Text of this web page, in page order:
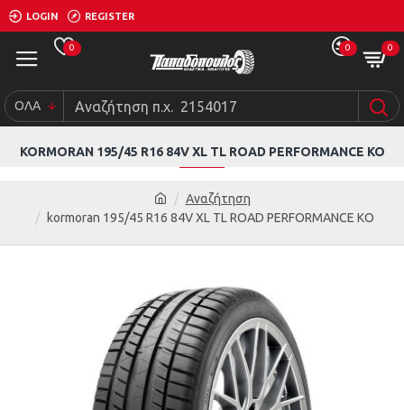
LOGIN REGISTER
0 0 0
ΟΛΑ
Αναζήτηση
kormoran 195/45 R16 84V XL TL ROAD PERFORMANCE KO
KORMORAN 195/45 R16 84V XL TL ROAD PERFORMANCE KO